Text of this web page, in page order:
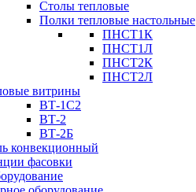
Столы тепловые
Полки тепловые настольные
ПНСТ1К
ПНСТ1Л
ПНСТ2К
ПНСТ2Л
витрины
ВТ-1С2
ВТ-2
ВТ-2Б
конвекционный
фасовки